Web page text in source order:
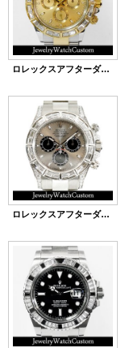
ロレックスアフターダイヤ デイトナ 116523 コンビ バゲットダイヤ
ロレックスアフターダイヤ デイトナ 116509 WG パヴェダイヤカスタム